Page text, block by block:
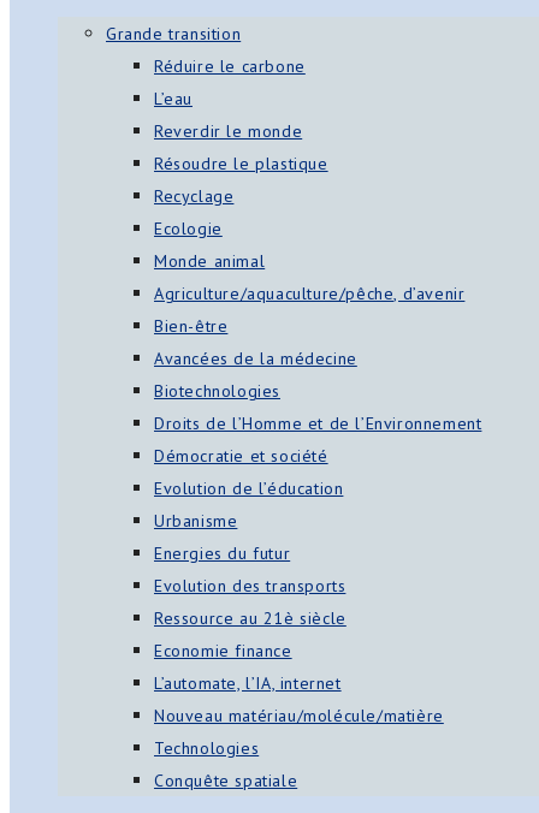
Grande transition
Réduire le carbone
L’eau
Reverdir le monde
Résoudre le plastique
Recyclage
Ecologie
Monde animal
Agriculture/aquaculture/pêche, d’avenir
Bien-être
Avancées de la médecine
Biotechnologies
Droits de l’Homme et de l’Environnement
Démocratie et société
Evolution de l’éducation
Urbanisme
Energies du futur
Evolution des transports
Ressource au 21è siècle
Economie finance
L’automate, l’IA, internet
Nouveau matériau/molécule/matière
Technologies
Conquête spatiale